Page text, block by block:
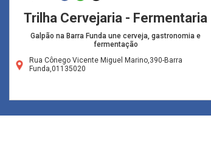
Trilha Cervejaria - Fermentaria
Galpão na Barra Funda une cerveja, gastronomia e
fermentação
Rua Cônego Vicente Miguel Marino,390-Barra
Funda,01135020